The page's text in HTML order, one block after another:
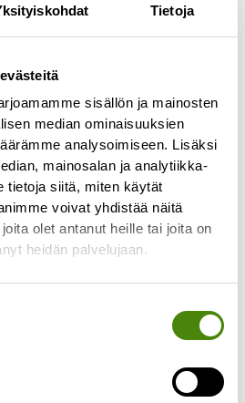
Tietoja
sisällön ja mainosten
median ominaisuuksien
analysoimiseen. Lisäksi
mainosalan ja analytiikka-
tietoja siitä, miten käytät
voivat yhdistää näitä
olet antanut heille tai joita on
heidän palvelujaan.
pakkasraja
toimivuuden
-25 °C. Kun
tilapäisesti. Sulkeminen